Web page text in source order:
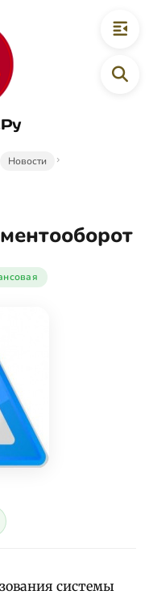
Новости
системы